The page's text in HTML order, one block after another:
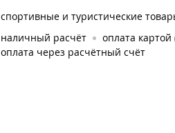
спортивные и туристические
наличный расчёт оплата
оплата через расчётный счёт